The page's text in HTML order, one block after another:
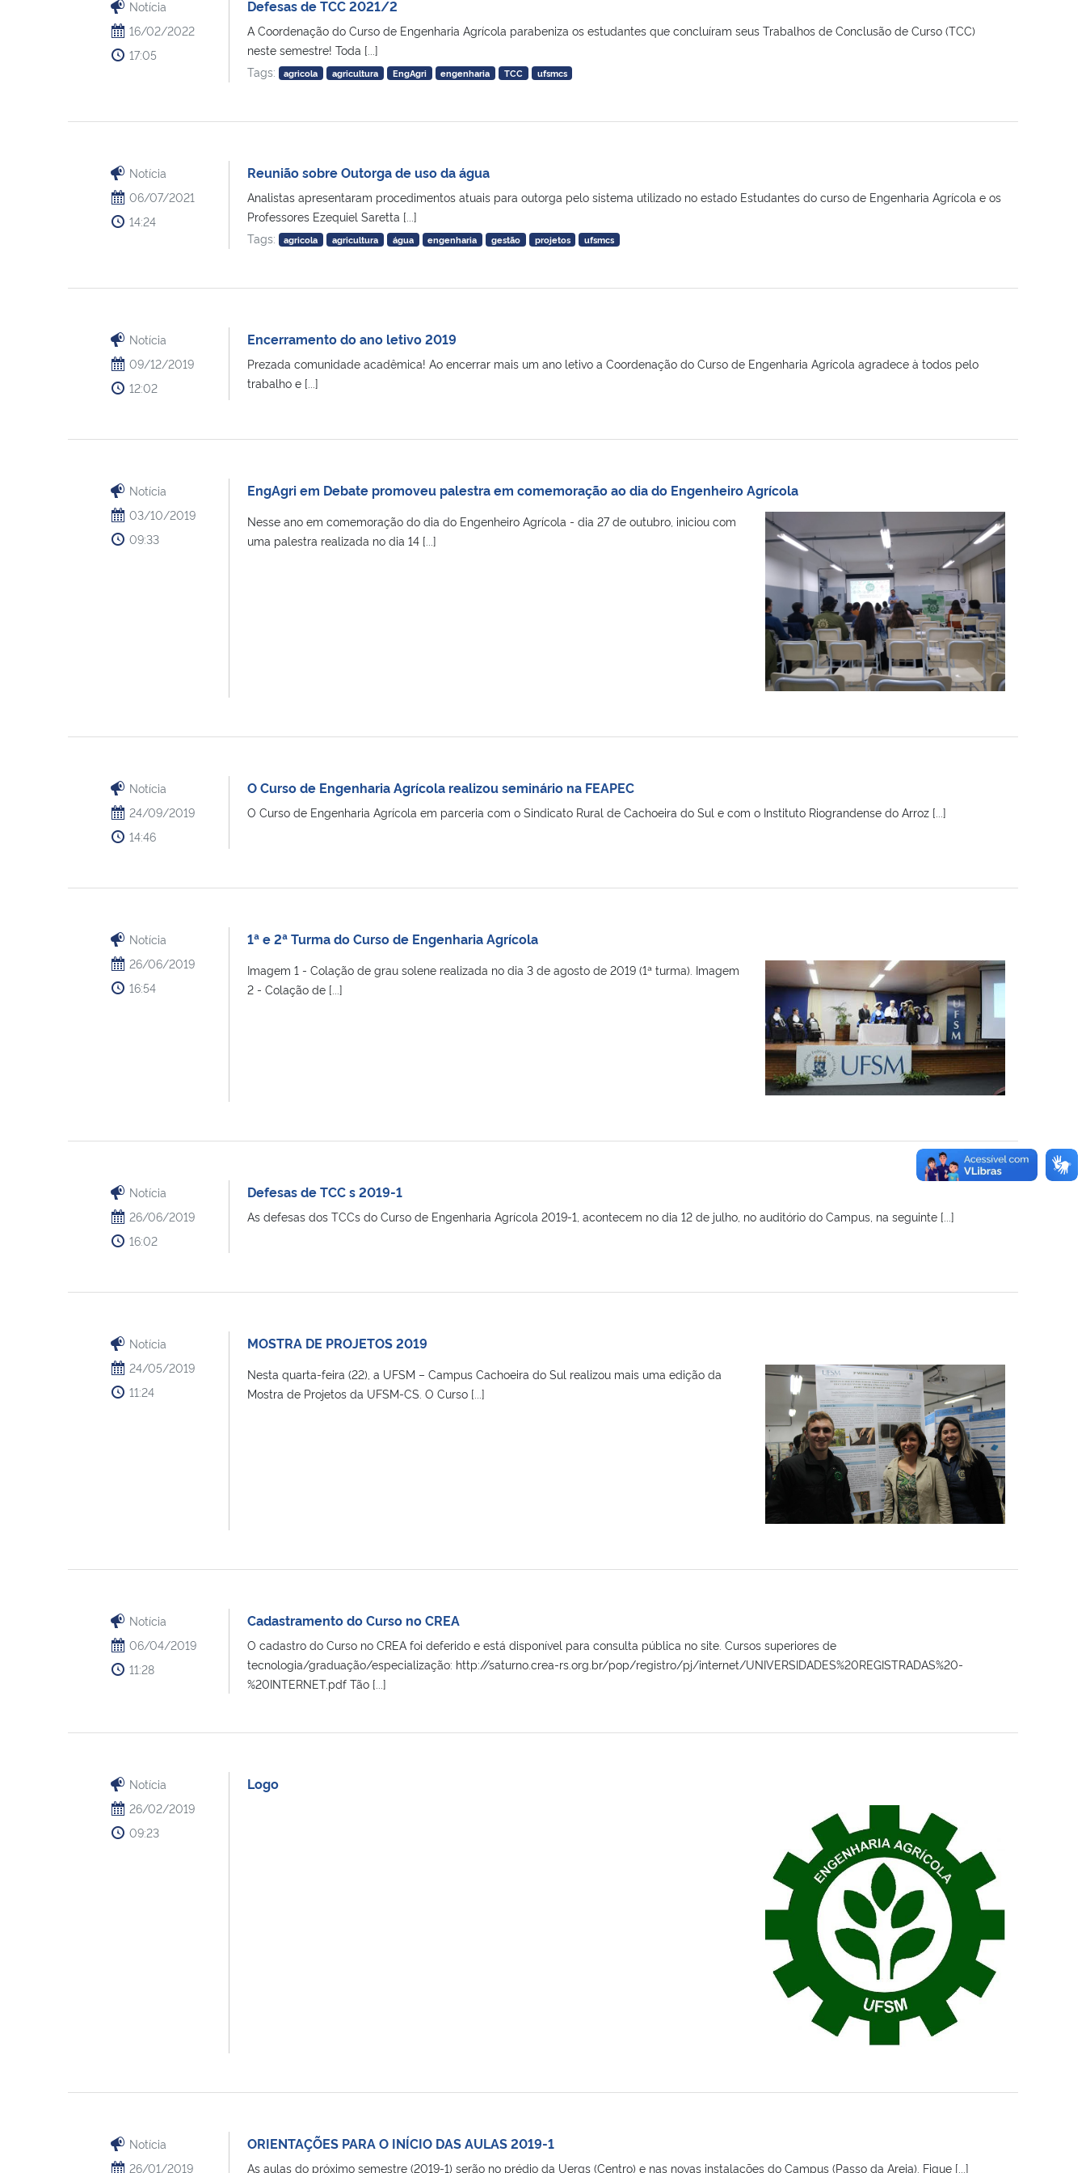
Notícia
16/02/2022
17:05
Defesas de TCC 2021/2
A Coordenação do Curso de Engenharia Agrícola parabeniza os estudantes que concluíram seus Trabalhos de Conclusão de Curso (TCC)
neste semestre! Toda [...]
Tags:
agricola agricultura EngAgri engenharia TCC ufsmcs
Notícia
06/07/2021
14:24
Reunião sobre Outorga de uso da água
Analistas apresentaram procedimentos atuais para outorga pelo sistema utilizado no estado Estudantes do curso de Engenharia Agrícola e os
Professores Ezequiel Saretta [...]
Tags:
agricola agricultura água engenharia gestão projetos ufsmcs
Notícia
09/12/2019
12:02
Encerramento do ano letivo 2019
Prezada comunidade acadêmica! Ao encerrar mais um ano letivo a Coordenação do Curso de Engenharia Agrícola agradece à todos pelo
trabalho e [...]
Notícia
03/10/2019
09:33
EngAgri em Debate promoveu palestra em comemoração ao dia do Engenheiro Agrícola
Nesse ano em comemoração do dia do Engenheiro Agrícola - dia 27 de outubro, iniciou com
uma palestra realizada no dia 14 [...]
Notícia
24/09/2019
14:46
O Curso de Engenharia Agrícola realizou seminário na FEAPEC
O Curso de Engenharia Agrícola em parceria com o Sindicato Rural de Cachoeira do Sul e com o Instituto Riograndense do Arroz [...]
Notícia
26/06/2019
16:54
1ª e 2ª Turma do Curso de Engenharia Agrícola
Imagem 1 - Colação de grau solene realizada no dia 3 de agosto de 2019 (1ª turma). Imagem
2 - Colação de [...]
Notícia
26/06/2019
16:02
Defesas de TCC s 2019-1
As defesas dos TCCs do Curso de Engenharia Agrícola 2019-1, acontecem no dia 12 de julho, no auditório do Campus, na seguinte [...]
Notícia
24/05/2019
11:24
MOSTRA DE PROJETOS 2019
Nesta quarta-feira (22), a UFSM – Campus Cachoeira do Sul realizou mais uma edição da
Mostra de Projetos da UFSM-CS. O Curso [...]
Notícia
06/04/2019
11:28
Cadastramento do Curso no CREA
O cadastro do Curso no CREA foi deferido e está disponível para consulta pública no site. Cursos superiores de
tecnologia/graduação/especialização: http://saturno.crea-rs.org.br/pop/registro/pj/internet/UNIVERSIDADES%20REGISTRADAS%20-
%20INTERNET.pdf Tão [...]
Notícia
26/02/2019
09:23
Logo
Notícia
26/01/2019
ORIENTAÇÕES PARA O INÍCIO DAS AULAS 2019-1
As aulas do próximo semestre (2019-1) serão no prédio da Uergs (Centro) e nas novas instalações do Campus (Passo da Areia). Fique [...]